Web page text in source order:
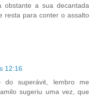
a sua decantada
resta para conter o assalto
12:16
do superávit, lembro me
sugeriu uma vez, que